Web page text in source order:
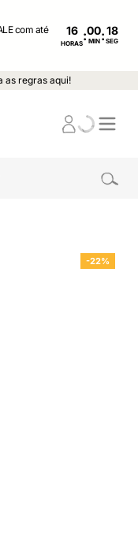
com até
16
HORAS: MIN : SEG
as regras aqui!
-22%